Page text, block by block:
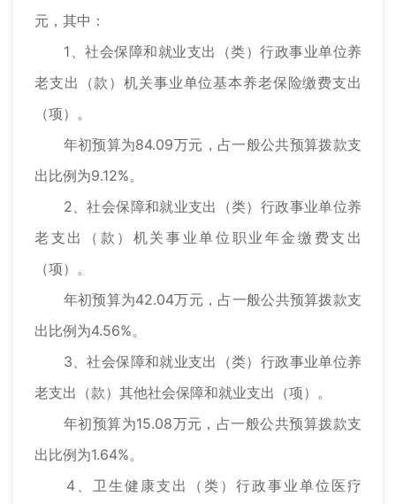
元，其中：
1、社会保障和就业支出（类）行政事业单位养
老支出（款）机关事业单位基本养老保险缴费支出
（项）。
年初预算为84.09万元，占一般公共预算拨款支
出比例为9.12%。
2、社会保障和就业支出（类）行政事业单位养
老支出（款）机关事业单位职业年金缴费支出
（项）。
年初预算为42.04万元，占一般公共预算拨款支
出比例为4.56%。
3、社会保障和就业支出（类）行政事业单位养
老支出（款）其他社会保障和就业支出（项）。
年初预算为15.08万元，占一般公共预算拨款支
出比例为1.64%。
4、卫生健康支出（类）行政事业单位医疗